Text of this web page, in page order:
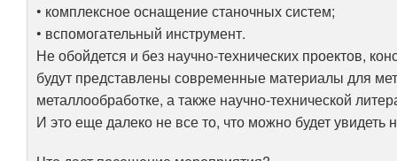
• комплексное оснащение станочных систем;
• вспомогательный инструмент.
Не обойдется и без научно-технических проектов,
будут представлены современные материалы для
металлообработке, а также научно-технической
И это еще далеко не все то, что можно будет увидеть